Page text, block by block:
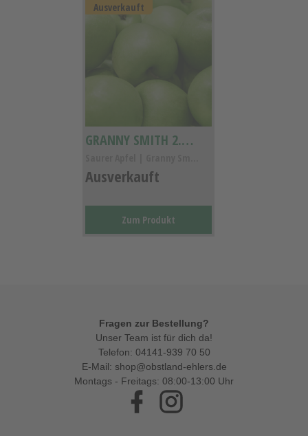
Ausverkauft
GRANNY SMITH 2.2KG
Ausverkauft
Zum Produkt
Fragen zur Bestellung?
Unser Team ist für dich da!
Telefon: 04141-939 70 50
E-Mail: shop@obstland-ehlers.de
Montags - Freitags: 08:00-13:00 Uhr
Facebook